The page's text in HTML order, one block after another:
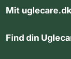
Mit uglecare.dk
Find din